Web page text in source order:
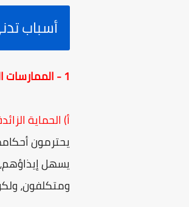
أسباب
1 - الممارسات الخاطئة في تنشئة الأطفال :
أ) الحماية
يحترمون
يسهل
ومتكلفون،